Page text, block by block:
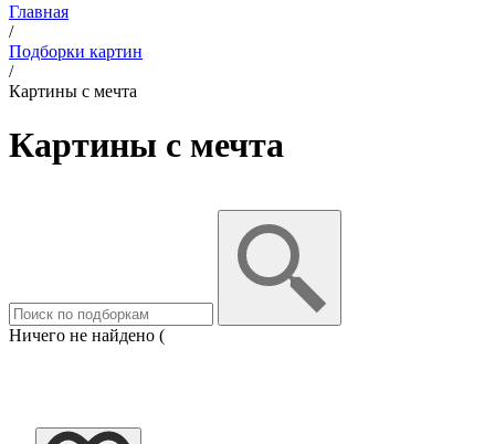
Главная
/
Подборки картин
/
Картины с мечта
Картины с мечта
Ничего не найдено (